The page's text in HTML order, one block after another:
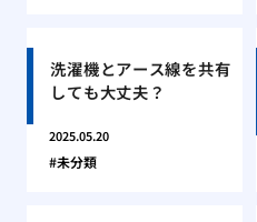
洗濯機とアース線を共有
しても大丈夫？
2025.05.20
未分類